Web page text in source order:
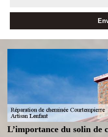
L’importance du solin de